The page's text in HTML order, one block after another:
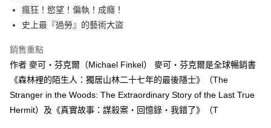
每筆NT$60，滿NT$499(含以上)免運費
付款後7-11取貨
每筆NT$60，滿NT$499(含以上)免運費
宅配
每筆NT$100，滿NT$499(含以上)免運費
瘋狂！慾望！偏執！成癮！
史上最『過勞』的藝術大盜
銷售重點
作者 麥可‧芬克爾（Michael Finkel） 麥可‧芬克爾是全球暢銷書
《森林裡的陌生人：獨居山林二十七年的最後隱士》（The
Stranger in the Woods: The Extraordinary Story of the Last True
Hermit）及《真實故事：謀殺案‧回憶錄‧我錯了》（T